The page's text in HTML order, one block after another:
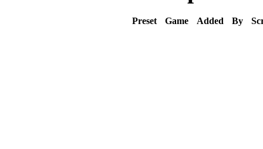
Preset Game Added By